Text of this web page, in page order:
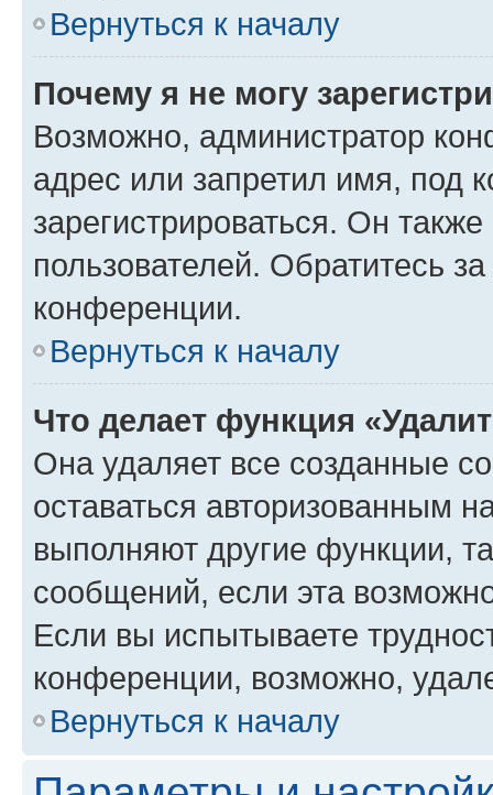
Вернуться к началу
Почему я не могу
Возможно, администратор
адрес или запретил имя, под
зарегистрироваться. Он
пользователей. Обратитесь
конференции.
Вернуться к началу
Что делает функция
Она удаляет все созданные
оставаться авторизованным
выполняют другие функции,
сообщений, если эта
Если вы испытываете
конференции, возможно,
Вернуться к началу